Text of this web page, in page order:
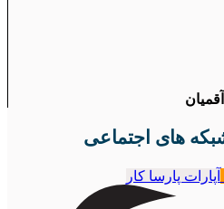
های اجتماعی
آپارات پارسا کار